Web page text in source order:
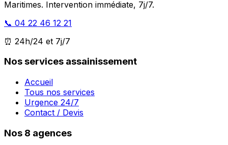
Maritimes. Intervention immédiate, 7j/7.
📞 04 22 46 12 21
⏰ 24h/24 et 7j/7
Nos services assainissement
Accueil
Tous nos services
Urgence 24/7
Contact / Devis
Nos 8 agences